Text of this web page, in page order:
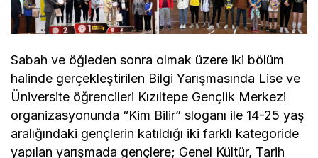
Sabah ve öğleden sonra olmak üzere iki bölüm
halinde gerçekleştirilen Bilgi Yarışmasında Lise ve
Üniversite öğrencileri Kızıltepe Gençlik Merkezi
organizasyonunda “Kim Bilir” sloganı ile 14-25 yaş
aralığındaki gençlerin katıldığı iki farklı kategoride
yapılan yarışmada gençlere; Genel Kültür, Tarih